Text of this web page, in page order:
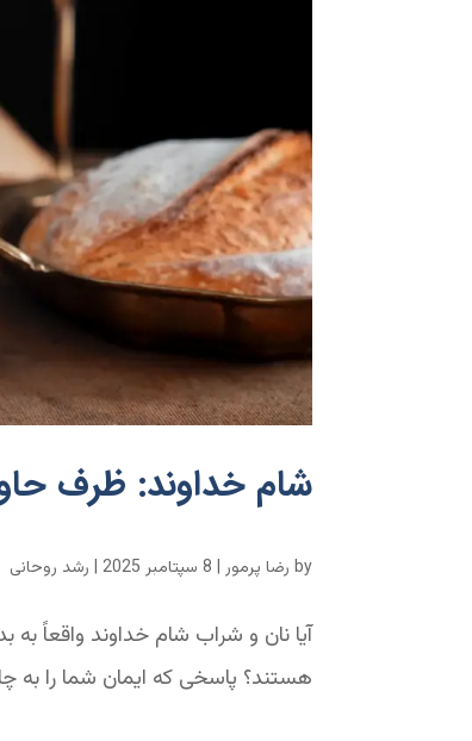
شام خداوند: ظرف
by رضا پرمور | 8 سپتامبر 2025 | رشد روحانی
آیا نان و شراب شام خداوند واقعاً
هستند؟ پاسخی که ایمان شما را